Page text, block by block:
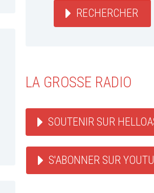
RECHERCHER
LA GROSSE RADIO
SOUTENIR SUR
S'ABONNER SUR